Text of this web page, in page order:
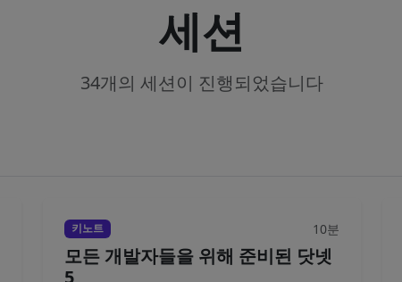
세션
34개의 세션이 진행되었습니다
키노트 10분
모든 개발자들을 위해 준비된 닷넷